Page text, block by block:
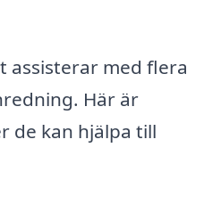
assisterar med flera
Här är
de kan hjälpa till